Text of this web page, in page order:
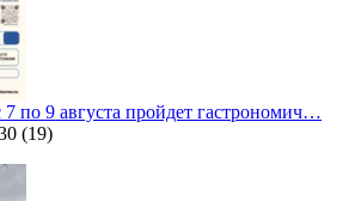
по 9 августа пройдет гастрономич…
(19)